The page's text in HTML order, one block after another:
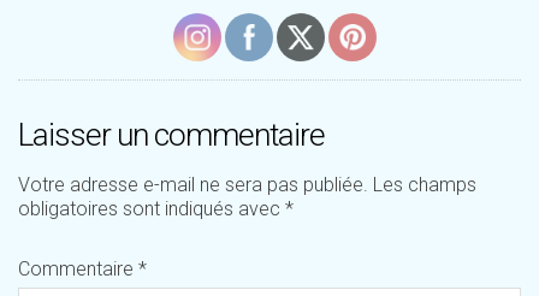
Laisser un commentaire
Votre adresse e-mail ne sera pas publiée. Les champs
obligatoires sont indiqués avec *
Commentaire *